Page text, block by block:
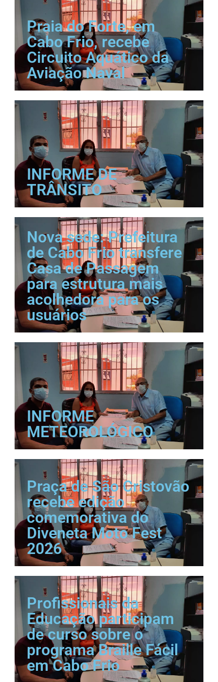
Praia do Forte, em
Cabo Frio, recebe
Circuito Aquático da
Aviação Naval
INFORME DE
TRÂNSITO
Nova sede: Prefeitura
de Cabo Frio transfere
Casa de Passagem
para estrutura mais
acolhedora para os
usuários
INFORME
METEOROLÓGICO
Praça de São Cristovão
recebe edição
comemorativa do
Diveneta Moto Fest
2026
Profissionais da
Educação participam
de curso sobre o
programa Braille Fácil
em Cabo Frio